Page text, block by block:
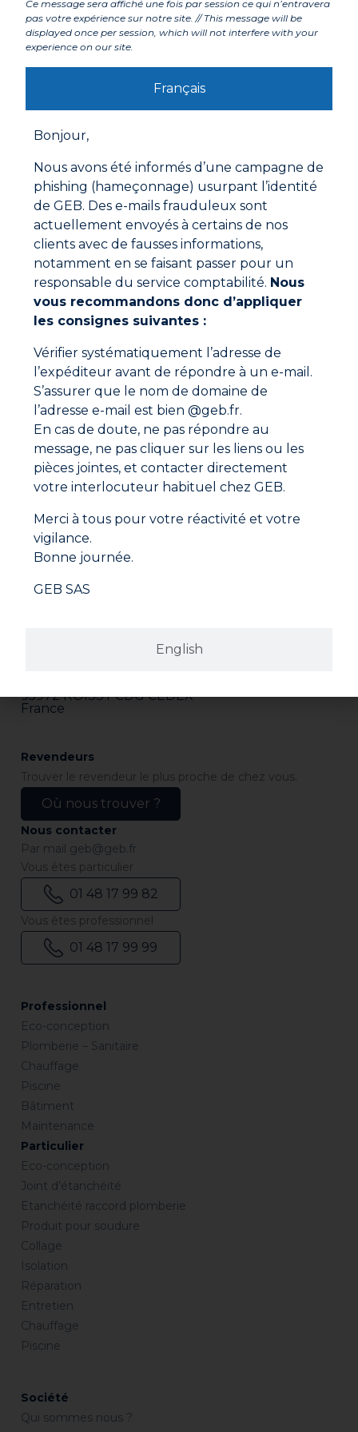
Labels et agréments
Mode d'emploi
Couper l’embout, visser la buse et la couper. Appliquer
le mastic sur un support propre et dégraissé
Pour un collage :déposer le produit en cordon
linéaire. Mettre en place les matériaux à fixer en
appuyant fortement. Eviter de manipuler pendant 12
heures.
Pour un jointoiement :provoquer un contact maximal
entre le mastic et les lèvres du joint en appliquant une
pression sur la surface du cordon. Lisser le joint.
Documentations à télécharger
Fiche technique
Fiche de données de sécurité
95972 ROISSY CDG CEDEX
France
Professionnel
Eco-conception
Plomberie – Sanitaire
Chauffage
Piscine
Bâtiment
Maintenance
Particulier
Eco-conception
Joint d’étanchéité
Etanchéité raccord plomberie
Produit pour soudure
Collage
Isolation
Réparation
Entretien
Chauffage
Piscine
Société
Qui sommes nous ?
Revendeurs
Trouver le revendeur le plus proche de chez vous.
Où nous trouver ?
Nous contacter
Par mail geb@geb.fr
Vous êtes particulier
01 48 17 99 82
Vous êtes professionnel
01 48 17 99 99
Ce message sera affiché une fois par session ce qui n’entravera
pas votre expérience sur notre site. // This message will be
displayed once per session, which will not interfere with your
experience on our site.
Français
English
Bonjour,
Nous avons été informés d’une campagne de
phishing (hameçonnage) usurpant l’identité
de GEB. Des e-mails frauduleux sont
actuellement envoyés à certains de nos
clients avec de fausses informations,
notamment en se faisant passer pour un
responsable du service comptabilité. Nous
vous recommandons donc d’appliquer
les consignes suivantes :
Vérifier systématiquement l’adresse de
l’expéditeur avant de répondre à un e-mail.
S’assurer que le nom de domaine de
l’adresse e-mail est bien @geb.fr.
En cas de doute, ne pas répondre au
message, ne pas cliquer sur les liens ou les
pièces jointes, et contacter directement
votre interlocuteur habituel chez GEB.
Merci à tous pour votre réactivité et votre
vigilance.
Bonne journée.
GEB SAS